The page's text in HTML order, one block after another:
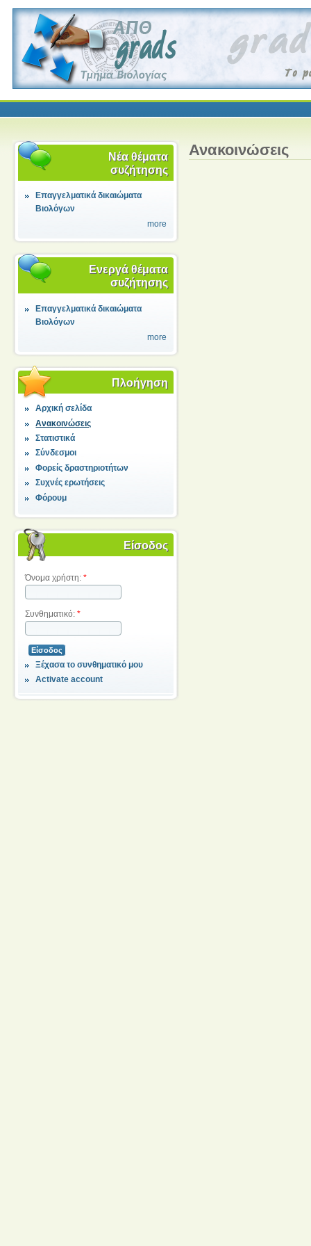
Νέα θέματα
συζήτησης
Επαγγελματικά δικαιώματα
Βιολόγων
more
Ενεργά θέματα
συζήτησης
Επαγγελματικά δικαιώματα
Βιολόγων
more
Πλοήγηση
Αρχική σελίδα
Ανακοινώσεις
Στατιστικά
Σύνδεσμοι
Φορείς δραστηριοτήτων
Συχνές ερωτήσεις
Φόρουμ
Είσοδος
Όνομα χρήστη: *
Συνθηματικό: *
Ξέχασα το συνθηματικό μου
Activate account
Ανακοινώσεις